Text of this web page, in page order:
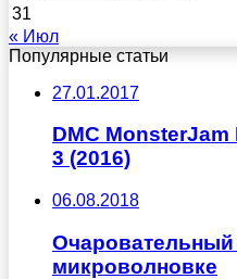
31
« Июл
Популярные статьи
27.01.2017
DMC
3 (2016)
06.08.2018
микроволновке